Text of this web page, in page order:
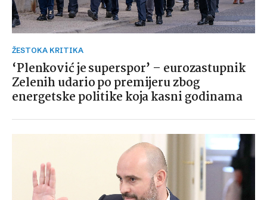
ŽESTOKA KRITIKA
‘Plenković je superspor’ – eurozastupnik
Zelenih udario po premijeru zbog
energetske politike koja kasni godinama